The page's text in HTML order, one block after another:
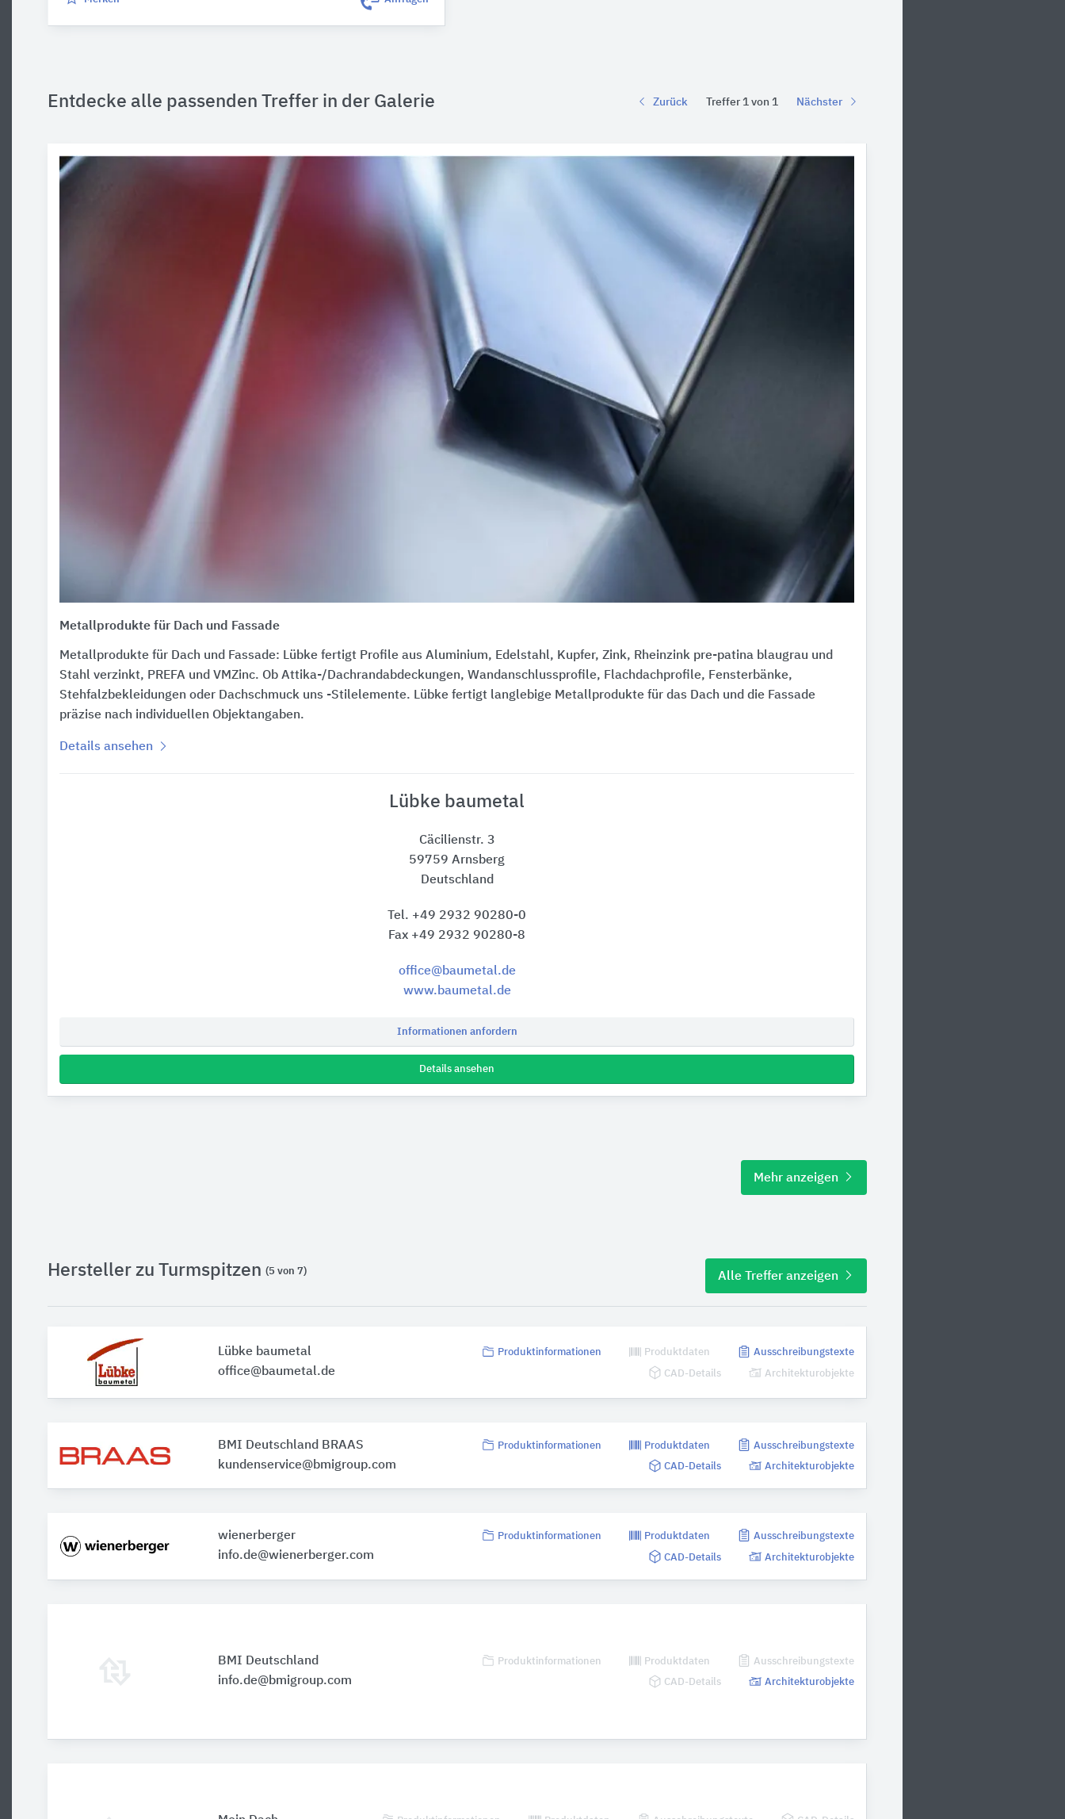
Entdecke alle passenden Treffer in der Galerie Zurück Treffer 1 von 1 Nächster
Metallprodukte für Dach und Fassade
Metallprodukte für Dach und Fassade: Lübke fertigt Profile aus Aluminium, Edelstahl, Kupfer, Zink, Rheinzink pre-patina blaugrau und
Stahl verzinkt, PREFA und VMZinc. Ob Attika-/Dachrandabdeckungen, Wandanschlussprofile, Flachdachprofile, Fensterbänke,
Stehfalzbekleidungen oder Dachschmuck uns -Stilelemente. Lübke fertigt langlebige Metallprodukte für das Dach und die Fassade
präzise nach individuellen Objektangaben.
Details ansehen
Lübke baumetal
Cäcilienstr. 3
59759 Arnsberg
Deutschland
Tel. +49 2932 90280-0
Fax +49 2932 90280-8
office@baumetal.de
www.baumetal.de
Informationen anfordern
Details ansehen
Mehr anzeigen
Hersteller zu Turmspitzen (5 von 7) Alle Treffer anzeigen
Lübke baumetal
office@baumetal.de
Produktinformationen Produktdaten Ausschreibungstexte
CAD-Details Architekturobjekte
BMI Deutschland BRAAS
kundenservice@bmigroup.com
Produktinformationen Produktdaten Ausschreibungstexte
CAD-Details Architekturobjekte
wienerberger
info.de@wienerberger.com
Produktinformationen Produktdaten Ausschreibungstexte
CAD-Details Architekturobjekte
BMI Deutschland
info.de@bmigroup.com
Produktinformationen Produktdaten Ausschreibungstexte
CAD-Details Architekturobjekte